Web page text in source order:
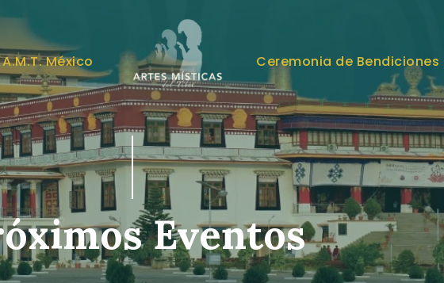
A.M.T. México Ceremonia de Bendiciones
Eventos
A.M.T. MÉXICO